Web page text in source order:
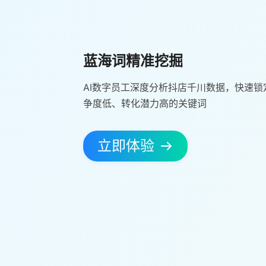
蓝海词精准挖掘
AI数字员工深度分析抖店千川数据，快速锁
争度低、转化潜力高的关键词
立即体验